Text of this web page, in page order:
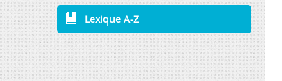
Lexique A-Z